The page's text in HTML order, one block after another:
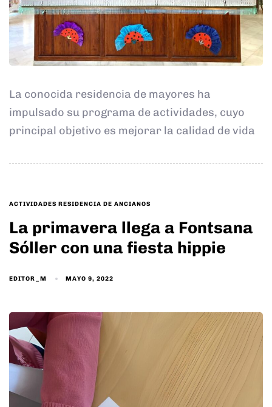
La conocida residencia de mayores ha
impulsado su programa de actividades, cuyo
principal objetivo es mejorar la calidad de vida
TAGS
ACTIVIDADES RESIDENCIA DE ANCIANOS
La primavera llega a Fontsana
Sóller con una fiesta hippie
EDITOR_M MAYO 9, 2022